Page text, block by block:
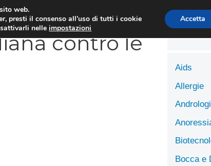
CARDIOLOGIA SCIENZE
contro le
Aids
Allergie
Bocca e
web.
presti il consenso all’uso di tutti i cookie
nelleimpostazioni
Accetta